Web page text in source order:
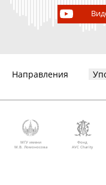
Направления
МГУ имени
М.В. Ломоносова
Фонд
AVC Charity